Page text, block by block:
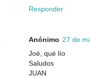
Responder
Anónimo 27 de
Joé, qué lío
Saludos
JUAN